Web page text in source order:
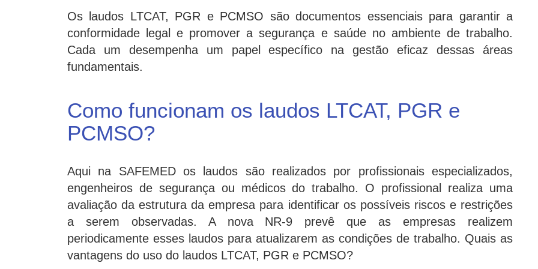
Os laudos LTCAT, PGR e PCMSO são documentos essenciais para garantir a
conformidade legal e promover a segurança e saúde no ambiente de trabalho.
Cada um desempenha um papel específico na gestão eficaz dessas áreas
fundamentais.
Como funcionam os laudos LTCAT, PGR e
PCMSO?
Aqui na SAFEMED os laudos são realizados por profissionais especializados,
engenheiros de segurança ou médicos do trabalho. O profissional realiza uma
avaliação da estrutura da empresa para identificar os possíveis riscos e restrições
a serem observadas. A nova NR-9 prevê que as empresas realizem
periodicamente esses laudos para atualizarem as condições de trabalho. Quais as
vantagens do uso do laudos LTCAT, PGR e PCMSO?